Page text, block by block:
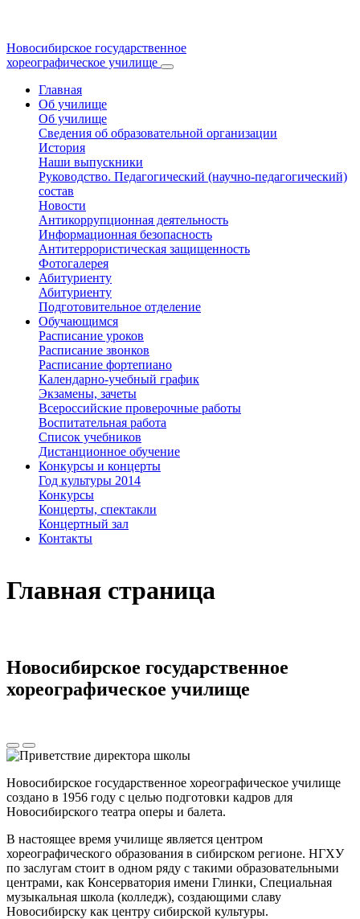
Новосибирское государственное
хореографическое училище
Главная
Об училище
Об училище
Сведения об образовательной организации
История
Наши выпускники
Руководство. Педагогический (научно-педагогический)
состав
Новости
Антикоррупционная деятельность
Информационная безопасность
Антитеррористическая защищенность
Фотогалерея
Абитуриенту
Абитуриенту
Подготовительное отделение
Обучающимся
Расписание уроков
Расписание звонков
Расписание фортепиано
Календарно-учебный график
Экзамены, зачеты
Всероссийские проверочные работы
Воспитательная работа
Список учебников
Дистанционное обучение
Конкурсы и концерты
Год культуры 2014
Конкурсы
Концерты, спектакли
Концертный зал
Контакты
Главная страница
Новосибирское государственное
хореографическое училище
Новосибирское государственное хореографическое училище
создано в 1956 году с целью подготовки кадров для
Новосибирского театра оперы и балета.
В настоящее время училище является центром
хореографического образования в сибирском регионе. НГХУ
по заслугам стоит в одном ряду с такими образовательными
центрами, как Консерватория имени Глинки, Специальная
музыкальная школа (колледж), создающими славу
Новосибирску как центру сибирской культуры.